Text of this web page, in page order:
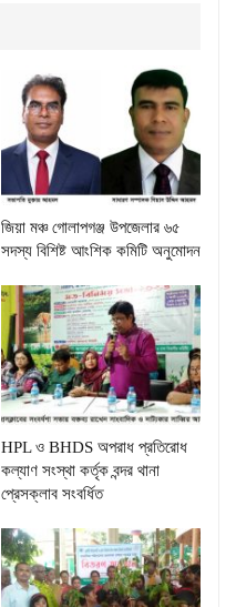
জিয়া মঞ্চ গোলাপগঞ্জ উপজেলার ৬৫
সদস্য বিশিষ্ট আংশিক কমিটি অনুমোদন
HPL ও BHDS অপরাধ প্রতিরোধ
কল্যাণ সংস্থা কর্তৃক বন্দর থানা
প্রেসক্লাব সংবর্ধিত